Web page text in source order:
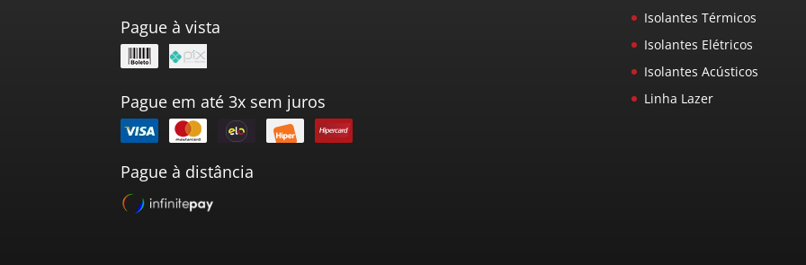
Pague à vista
Pague em até 3x sem juros
Pague à distância
Isolantes Térmicos
Isolantes Elétricos
Isolantes Acústicos
Linha Lazer